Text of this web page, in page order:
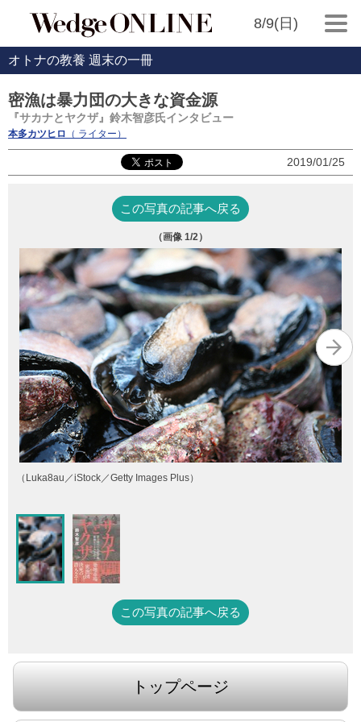
8/9(日)
オトナの教養 週末の一冊
密漁は暴力団の大きな資金源
『サカナとヤクザ』鈴木智彦氏インタビュー
本多カツヒロ （ ライター）
2019/01/25
この写真の記事へ戻る
（画像 1/2）
（Luka8au／iStock／Getty Images Plus）
この写真の記事へ戻る
トップページ